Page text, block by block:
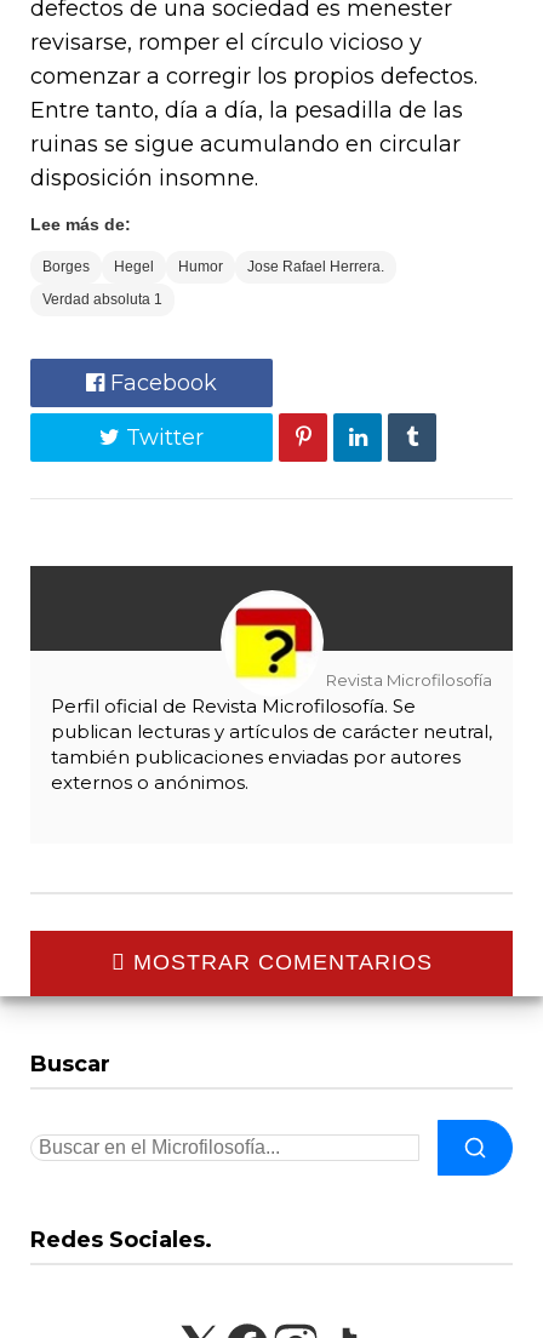
defectos de una sociedad es menester
revisarse, romper el círculo vicioso y
comenzar a corregir los propios defectos.
Entre tanto, día a día, la pesadilla de las
ruinas se sigue acumulando en circular
disposición insomne.
Lee más de:
Borges Hegel Humor
Jose Rafael Herrera.
Verdad absoluta 1
Facebook
Twitter
Revista Microfilosofía
Perfil oficial de Revista Microfilosofía. Se
publican lecturas y artículos de carácter neutral,
también publicaciones enviadas por autores
externos o anónimos.
MOSTRAR COMENTARIOS
Buscar
Redes Sociales.